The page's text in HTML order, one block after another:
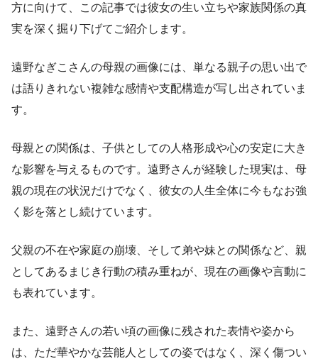
方に向けて、この記事では彼女の生い立ちや家族関係の真
実を深く掘り下げてご紹介します。
遠野なぎこさんの母親の画像には、単なる親子の思い出で
は語りきれない複雑な感情や支配構造が写し出されていま
す。
母親との関係は、子供としての人格形成や心の安定に大き
な影響を与えるものです。遠野さんが経験した現実は、母
親の現在の状況だけでなく、彼女の人生全体に今もなお強
く影を落とし続けています。
父親の不在や家庭の崩壊、そして弟や妹との関係など、親
としてあるまじき行動の積み重ねが、現在の画像や言動に
も表れています。
また、遠野さんの若い頃の画像に残された表情や姿から
は、ただ華やかな芸能人としての姿ではなく、深く傷つい